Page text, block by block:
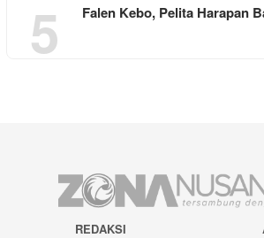
5 Falen Kebo, Pelita Harapan
REDAKSI